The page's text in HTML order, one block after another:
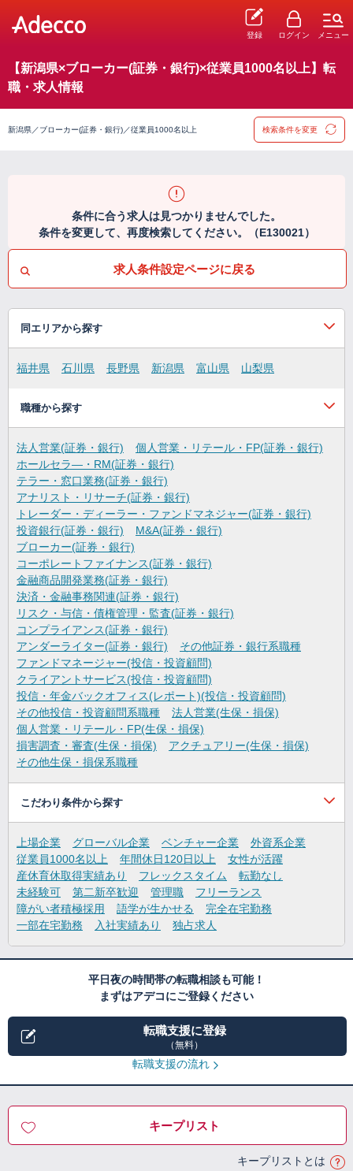
登録 ログイン メニュー
【新潟県×ブローカー(証券・銀行)×従業員1000名以上】転
職・求人情報
新潟県／ブローカー(証券・銀行)／従業員1000名以上 検索条件を変更
条件に合う求人は見つかりませんでした。
条件を変更して、再度検索してください。（E130021）
求人条件設定ページに戻る
同エリアから探す
福井県 石川県 長野県 新潟県 富山県 山梨県
職種から探す
法人営業(証券・銀行)
個人営業・リテール・FP(証券・銀行)
ホールセラ―・RM(証券・銀行)
テラー・窓口業務(証券・銀行)
アナリスト・リサーチ(証券・銀行)
トレーダー・ディーラー・ファンドマネジャー(証券・銀行)
投資銀行(証券・銀行)
M&A(証券・銀行)
ブローカー(証券・銀行)
コーポレートファイナンス(証券・銀行)
金融商品開発業務(証券・銀行)
決済・金融事務関連(証券・銀行)
リスク・与信・債権管理・監査(証券・銀行)
コンプライアンス(証券・銀行)
アンダーライター(証券・銀行)
その他証券・銀行系職種
ファンドマネージャー(投信・投資顧問)
クライアントサービス(投信・投資顧問)
投信・年金バックオフィス(レポート)(投信・投資顧問)
その他投信・投資顧問系職種
法人営業(生保・損保)
個人営業・リテール・FP(生保・損保)
損害調査・審査(生保・損保)
アクチュアリー(生保・損保)
その他生保・損保系職種
こだわり条件から探す
上場企業 グローバル企業 ベンチャー企業
外資系企業
従業員1000名以上
年間休日120日以上
女性が活躍
産休育休取得実績あり
フレックスタイム
転勤なし
未経験可
第二新卒歓迎 管理職
フリーランス
障がい者積極採用
語学が生かせる
完全在宅勤務
一部在宅勤務
入社実績あり 独占求人
平日夜の時間帯の転職相談も可能！
まずはアデコにご登録ください
転職支援に登録
（無料）
転職支援の流れ
キープリスト
キープリストとは